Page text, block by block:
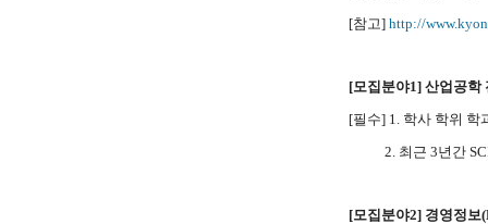
[참고] http://
[모집분야1] 산업공학
[필수] 1. 학사 학위 학
2. 최근 3년간
[모집분야2] 경영정보